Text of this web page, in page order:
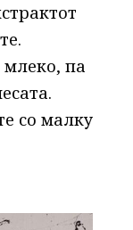
млеко, па
со малку